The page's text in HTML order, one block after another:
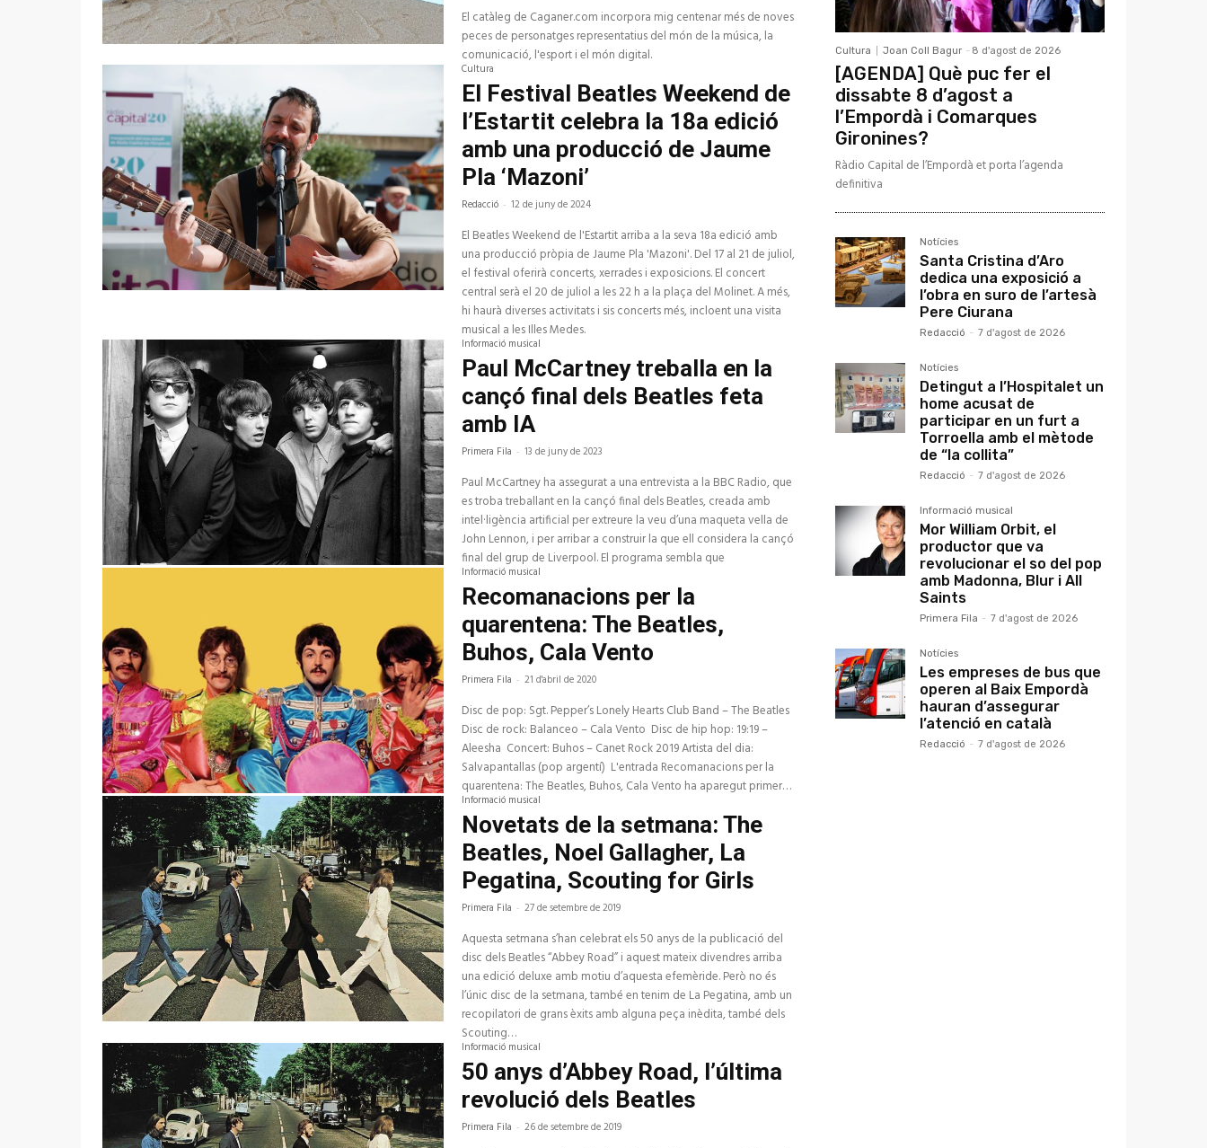
El catàleg de Caganer.com incorpora mig centenar més de noves
peces de personatges representatius del món de la música, la
comunicació, l'esport i el món digital.
Cultura
El Festival Beatles Weekend de
l’Estartit celebra la 18a edició
amb una producció de Jaume
Pla ‘Mazoni’
Redacció - 12 de juny de 2024
El Beatles Weekend de l'Estartit arriba a la seva 18a edició amb
una producció pròpia de Jaume Pla 'Mazoni'. Del 17 al 21 de juliol,
el festival oferirà concerts, xerrades i exposicions. El concert
central serà el 20 de juliol a les 22 h a la plaça del Molinet. A més,
hi haurà diverses activitats i sis concerts més, incloent una visita
musical a les Illes Medes.
Informació musical
Paul McCartney treballa en la
cançó final dels Beatles feta
amb IA
Primera Fila - 13 de juny de 2023
Paul McCartney ha assegurat a una entrevista a la BBC Radio, que
es troba treballant en la cançó final dels Beatles, creada amb
intel·ligència artificial per extreure la veu d’una maqueta vella de
John Lennon, i per arribar a construir la que ell considera la cançó
final del grup de Liverpool. El programa sembla que
Informació musical
Recomanacions per la
quarentena: The Beatles,
Buhos, Cala Vento
Primera Fila - 21 d'abril de 2020
Disc de pop: Sgt. Pepper’s Lonely Hearts Club Band – The Beatles
Disc de rock: Balanceo – Cala Vento Disc de hip hop: 19:19 –
Aleesha Concert: Buhos – Canet Rock 2019 Artista del dia:
Salvapantallas (pop argentí) L'entrada Recomanacions per la
quarentena: The Beatles, Buhos, Cala Vento ha aparegut primer…
Informació musical
Novetats de la setmana: The
Beatles, Noel Gallagher, La
Pegatina, Scouting for Girls
Primera Fila - 27 de setembre de 2019
Aquesta setmana s’han celebrat els 50 anys de la publicació del
disc dels Beatles “Abbey Road” i aquest mateix divendres arriba
una edició deluxe amb motiu d’aquesta efemèride. Però no és
l’únic disc de la setmana, també en tenim de La Pegatina, amb un
recopilatori de grans èxits amb alguna peça inèdita, també dels
Scouting…
Informació musical
50 anys d’Abbey Road, l’última
revolució dels Beatles
Primera Fila - 26 de setembre de 2019
Cultura Joan Coll Bagur - 8 d'agost de 2026
[AGENDA] Què puc fer el
dissabte 8 d’agost a
l’Empordà i Comarques
Gironines?
Ràdio Capital de l’Empordà et porta l’agenda
definitiva
Notícies
Santa Cristina d’Aro
dedica una exposició a
l’obra en suro de l’artesà
Pere Ciurana
Redacció - 7 d'agost de 2026
Notícies
Detingut a l’Hospitalet un
home acusat de
participar en un furt a
Torroella amb el mètode
de “la collita”
Redacció - 7 d'agost de 2026
Informació musical
Mor William Orbit, el
productor que va
revolucionar el so del pop
amb Madonna, Blur i All
Saints
Primera Fila - 7 d'agost de 2026
Notícies
Les empreses de bus que
operen al Baix Empordà
hauran d’assegurar
l’atenció en català
Redacció - 7 d'agost de 2026